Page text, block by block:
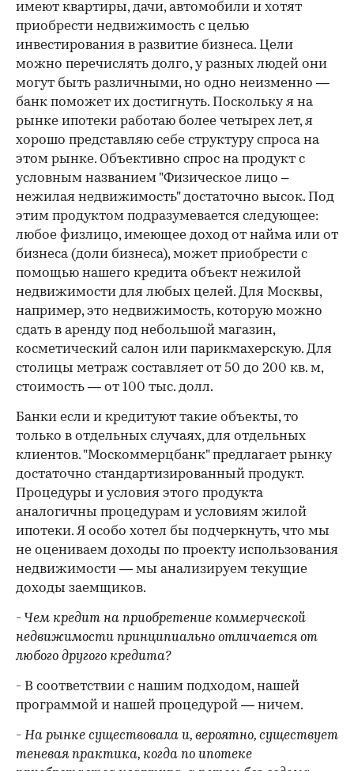
имеют квартиры, дачи, автомобили и хотят
приобрести недвижимость с целью
инвестирования в развитие бизнеса. Цели
можно перечислять долго, у разных людей они
могут быть различными, но одно неизменно —
банк поможет их достигнуть. Поскольку я на
рынке ипотеки работаю более четырех лет, я
хорошо представляю себе структуру спроса на
этом рынке. Объективно спрос на продукт с
условным названием "Физическое лицо –
нежилая недвижимость" достаточно высок. Под
этим продуктом подразумевается следующее:
любое физлицо, имеющее доход от найма или от
бизнеса (доли бизнеса), может приобрести с
помощью нашего кредита объект нежилой
недвижимости для любых целей. Для Москвы,
например, это недвижимость, которую можно
сдать в аренду под небольшой магазин,
косметический салон или парикмахерскую. Для
столицы метраж составляет от 50 до 200 кв. м,
стоимость — от 100 тыс. долл.
Банки если и кредитуют такие объекты, то
только в отдельных случаях, для отдельных
клиентов. "Москоммерцбанк" предлагает рынку
достаточно стандартизированный продукт.
Процедуры и условия этого продукта
аналогичны процедурам и условиям жилой
ипотеки. Я особо хотел бы подчеркнуть, что мы
не оцениваем доходы по проекту использования
недвижимости — мы анализируем текущие
доходы заемщиков.
- Чем кредит на приобретение коммерческой
недвижимости принципиально отличается от
любого другого кредита?
- В соответствии с нашим подходом, нашей
программой и нашей процедурой — ничем.
- На рынке существовала и, вероятно, существует
теневая практика, когда по ипотеке